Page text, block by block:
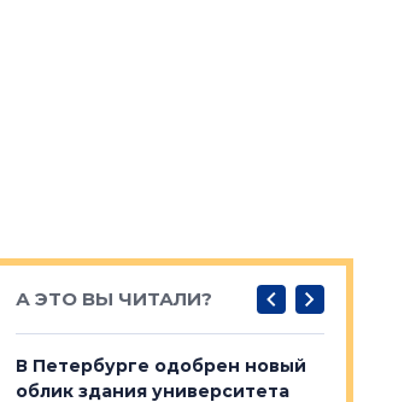
А ЭТО ВЫ ЧИТАЛИ?
В Петербурге одобрен новый
облик здания университета